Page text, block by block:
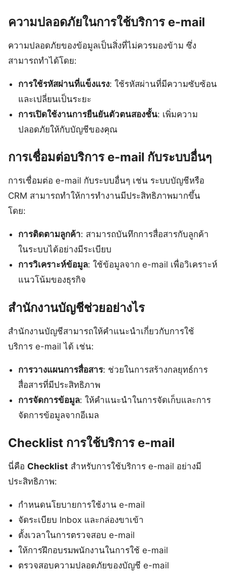
ความปลอดภัยในการใช้บริการ e-mail
ความปลอดภัยของข้อมูลเป็นสิ่งที่ไม่ควรมองข้าม ซึ่ง
สามารถทำได้โดย:
การใช้รหัสผ่านที่แข็งแรง: ใช้รหัสผ่านที่มีความซับซ้อน
และเปลี่ยนเป็นระยะ
การเปิดใช้งานการยืนยันตัวตนสองชั้น: เพิ่มความ
ปลอดภัยให้กับบัญชีของคุณ
การเชื่อมต่อบริการ e-mail กับระบบอื่นๆ
การเชื่อมต่อ e-mail กับระบบอื่นๆ เช่น ระบบบัญชีหรือ
CRM สามารถทำให้การทำงานมีประสิทธิภาพมากขึ้น
โดย:
การติดตามลูกค้า: สามารถบันทึกการสื่อสารกับลูกค้า
ในระบบได้อย่างมีระเบียบ
การวิเคราะห์ข้อมูล: ใช้ข้อมูลจาก e-mail เพื่อวิเคราะห์
แนวโน้มของธุรกิจ
สำนักงานบัญชีช่วยอย่างไร
สำนักงานบัญชีสามารถให้คำแนะนำเกี่ยวกับการใช้
บริการ e-mail ได้ เช่น:
การวางแผนการสื่อสาร: ช่วยในการสร้างกลยุทธ์การ
สื่อสารที่มีประสิทธิภาพ
การจัดการข้อมูล: ให้คำแนะนำในการจัดเก็บและการ
จัดการข้อมูลจากอีเมล
Checklist การใช้บริการ e-mail
นี่คือ Checklist สำหรับการใช้บริการ e-mail อย่างมี
ประสิทธิภาพ:
กำหนดนโยบายการใช้งาน e-mail
จัดระเบียบ Inbox และกล่องขาเข้า
ตั้งเวลาในการตรวจสอบ e-mail
ให้การฝึกอบรมพนักงานในการใช้ e-mail
ตรวจสอบความปลอดภัยของบัญชี e-mail